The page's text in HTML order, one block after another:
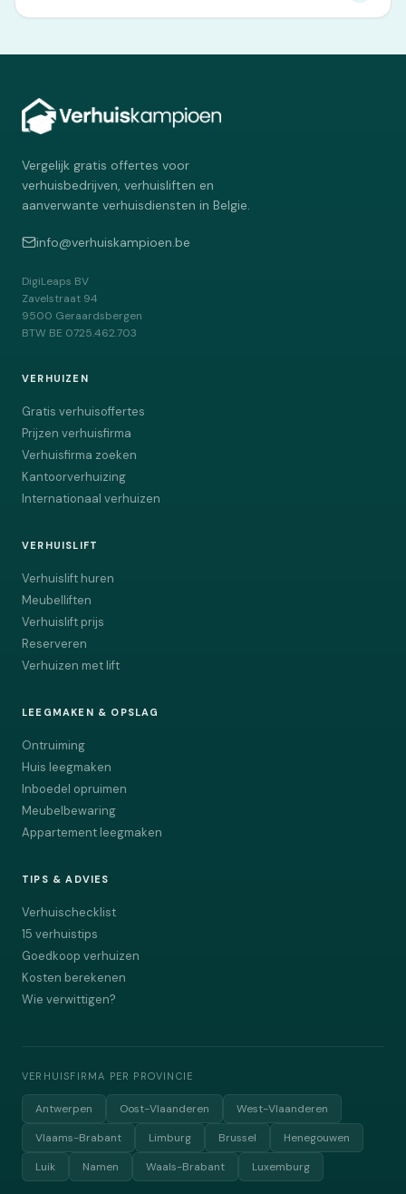
Vergelijk gratis offertes voor
verhuisbedrijven, verhuisliften en
aanverwante verhuisdiensten in Belgie.
info@verhuiskampioen.be
DigiLeaps BV
Zavelstraat 94
9500 Geraardsbergen
BTW BE 0725.462.703
VERHUIZEN
Gratis verhuisoffertes
Prijzen verhuisfirma
Verhuisfirma zoeken
Kantoorverhuizing
Internationaal verhuizen
VERHUISLIFT
Verhuislift huren
Meubelliften
Verhuislift prijs
Reserveren
Verhuizen met lift
LEEGMAKEN & OPSLAG
Ontruiming
Huis leegmaken
Inboedel opruimen
Meubelbewaring
Appartement leegmaken
TIPS & ADVIES
Verhuischecklist
15 verhuistips
Goedkoop verhuizen
Kosten berekenen
Wie verwittigen?
VERHUISFIRMA PER PROVINCIE
Antwerpen Oost-Vlaanderen
West-Vlaanderen
Vlaams-Brabant
Limburg Brussel
Henegouwen
Luik
Namen Waals-Brabant Luxemburg